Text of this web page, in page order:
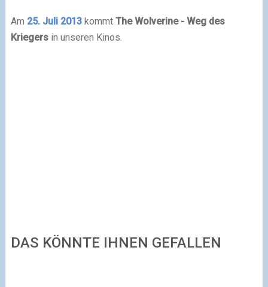
Am 25. Juli 2013 kommt The Wolverine - Weg des
Kriegers in unseren Kinos.
DAS KÖNNTE IHNEN GEFALLEN